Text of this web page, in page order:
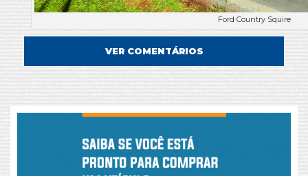
Ford Country Squire
VER COMENTÁRIOS